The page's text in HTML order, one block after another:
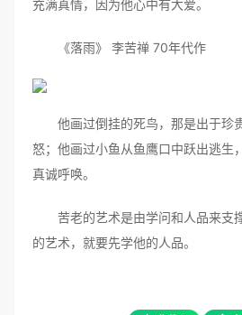
充满真情，因为他心中有大爱。
《落雨》 李苦禅 70年代作
他画过倒挂的死鸟，那是出于珍
怒；他画过小鱼从鱼鹰口中跃出逃生
真诚呼唤。
苦老的艺术是由学问和人品来支
的艺术，就要先学他的人品。